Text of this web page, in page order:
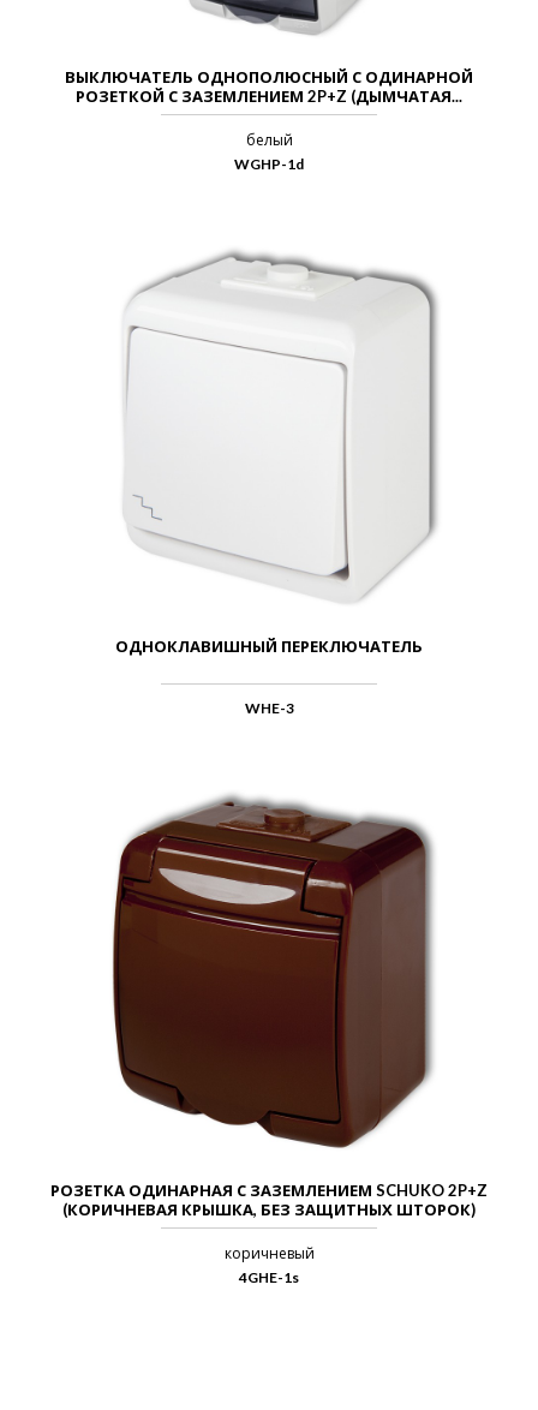
ВЫКЛЮЧАТЕЛЬ ОДНОПОЛЮСНЫЙ С ОДИНАРНОЙ
РОЗЕТКОЙ С ЗАЗЕМЛЕНИЕМ 2P+Z (ДЫМЧАТАЯ...
белый
WGHP-1d
ОДНОКЛАВИШНЫЙ ПЕРЕКЛЮЧАТЕЛЬ
WHE-3
РОЗЕТКА ОДИНАРНАЯ С ЗАЗЕМЛЕНИЕМ SCHUKO 2P+Z
(КОРИЧНЕВАЯ КРЫШКА, БЕЗ ЗАЩИТНЫХ ШТОРОК)
коричневый
4GHE-1s